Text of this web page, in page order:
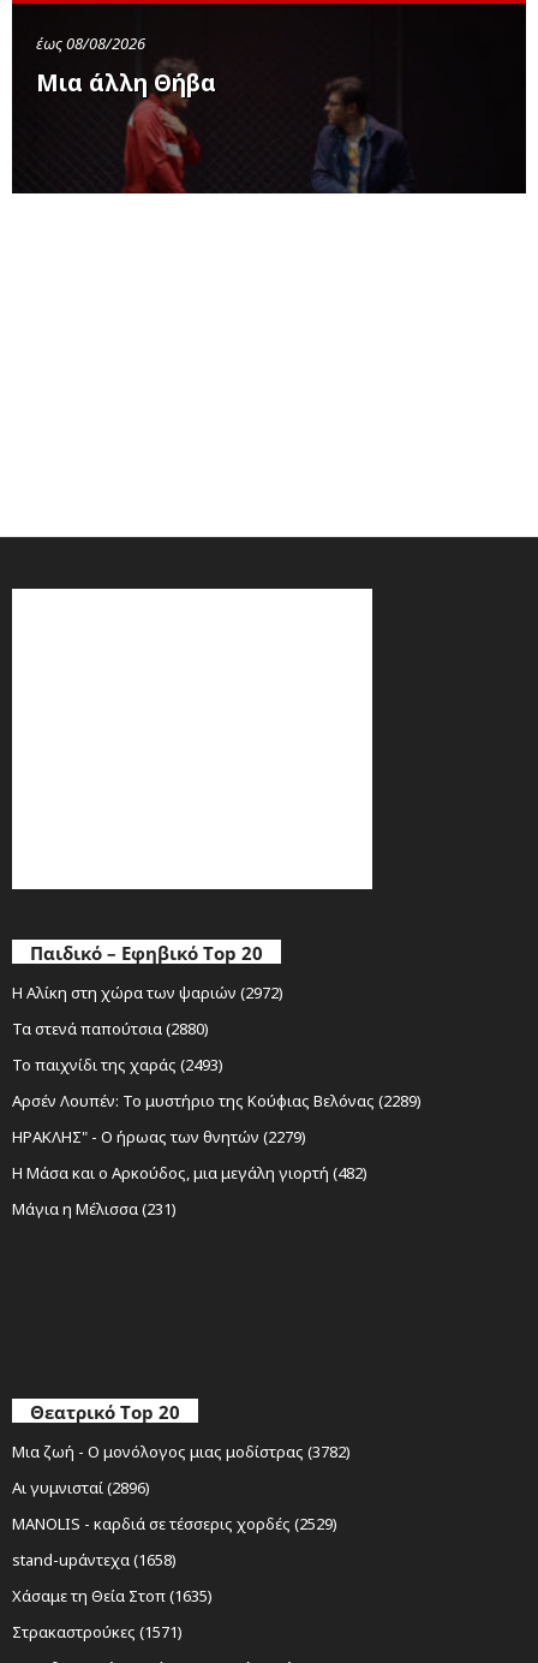
έως 08/08/2026
Μια άλλη Θήβα
Παιδικό – Εφηβικό Top 20
Η Αλίκη στη χώρα των ψαριών (2972)
Τα στενά παπούτσια (2880)
Το παιχνίδι της χαράς (2493)
Αρσέν Λουπέν: Το μυστήριο της Κούφιας Βελόνας (2289)
ΗΡΑΚΛΗΣ" - Ο ήρωας των θνητών (2279)
Η Μάσα και ο Αρκούδος, μια μεγάλη γιορτή (482)
Μάγια η Μέλισσα (231)
Θεατρικό Top 20
Μια ζωή - Ο μονόλογος μιας μοδίστρας (3782)
Αι γυμνισταί (2896)
MANOLIS - καρδιά σε τέσσερις χορδές (2529)
stand-upάντεχα (1658)
Χάσαμε τη Θεία Στοπ (1635)
Στρακαστρούκες (1571)